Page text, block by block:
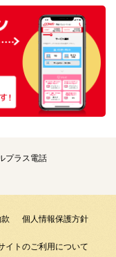
プラス電話
個人情報保護方針
イトのご利用について